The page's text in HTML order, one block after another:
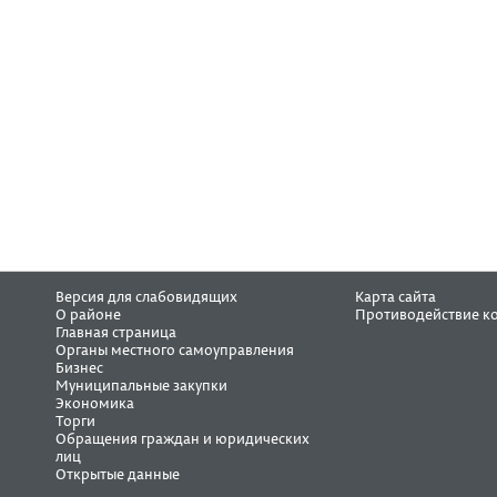
Версия для слабовидящих
О районе
Главная страница
Органы местного самоуправления
Бизнес
Муниципальные закупки
Экономика
Торги
Обращения граждан и юридических
лиц
Открытые данные
Карта сайта
Противодействие